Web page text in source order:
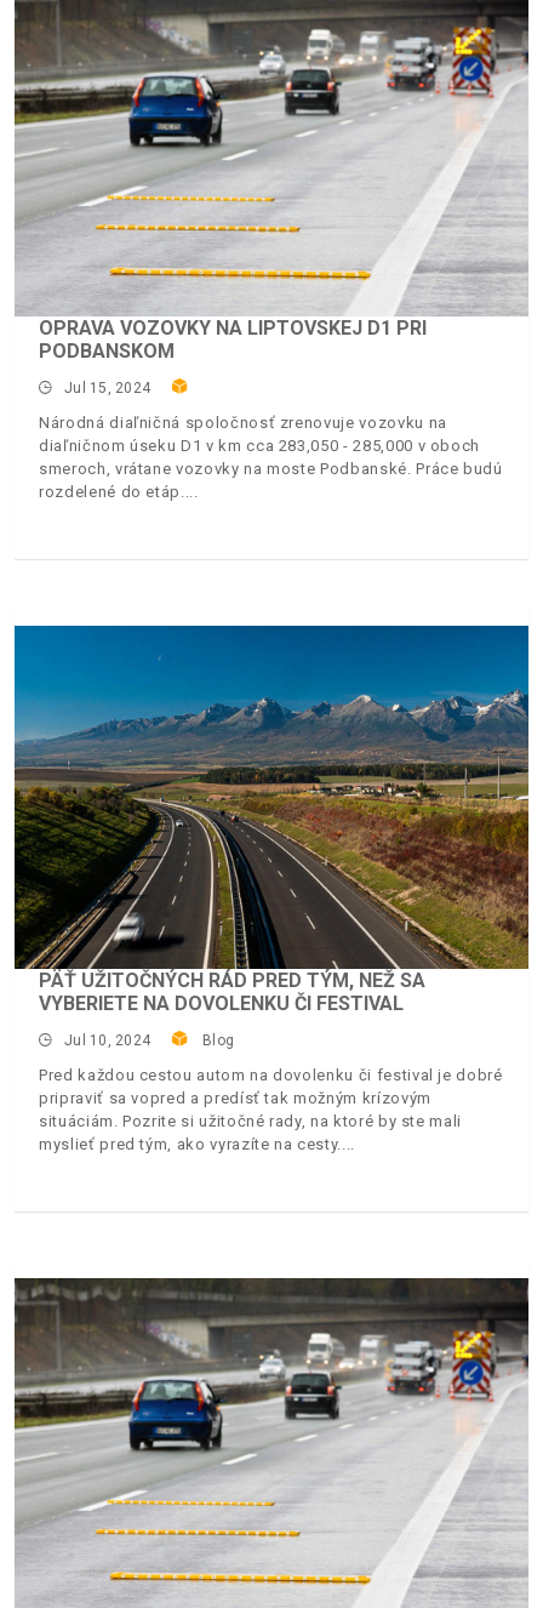
OPRAVA VOZOVKY NA LIPTOVSKEJ D1 PRI
PODBANSKOM
Jul 15, 2024
Národná diaľničná spoločnosť zrenovuje vozovku na
diaľničnom úseku D1 v km cca 283,050 - 285,000 v oboch
smeroch, vrátane vozovky na moste Podbanské. Práce budú
rozdelené do etáp.
PÄŤ UŽITOČNÝCH RÁD PRED TÝM, NEŽ SA
VYBERIETE NA DOVOLENKU ČI FESTIVAL
Jul 10, 2024 Blog
Pred každou cestou autom na dovolenku či festival je dobré
pripraviť sa vopred a predísť tak možným krízovým
situáciám. Pozrite si užitočné rady, na ktoré by ste mali
myslieť pred tým, ako vyrazíte na cesty.